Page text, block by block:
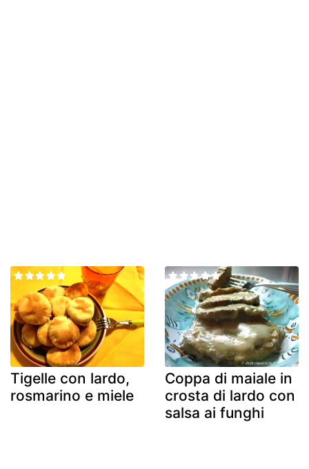
Tigelle con lardo,
rosmarino e miele
Coppa di maiale in
crosta di lardo con
salsa ai funghi